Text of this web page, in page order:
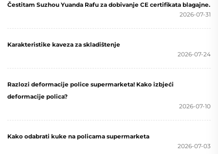
Čestitam Suzhou Yuanda Rafu za dobivanje CE certifikata blagajne.
2026-07-31
Karakteristike kaveza za skladištenje
2026-07-24
Razlozi deformacije police supermarketa! Kako izbjeći
deformacije polica?
2026-07-10
Kako odabrati kuke na policama supermarketa
2026-07-03